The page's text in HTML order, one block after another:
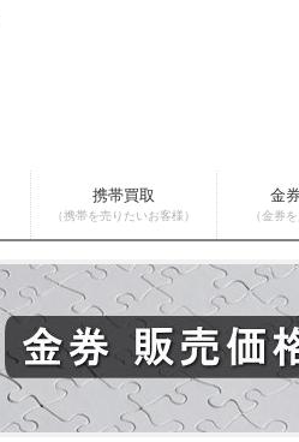
携帯買取
（携帯を売りたいお客様）
金
（金券